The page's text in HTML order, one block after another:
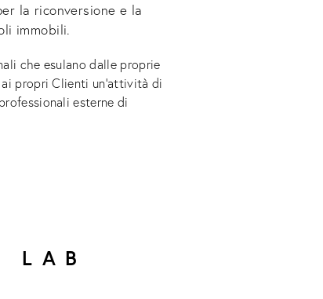
la riconversione e la
immobili.
che esulano dalle proprie
propri Clienti un’attività di
esterne di
LAB